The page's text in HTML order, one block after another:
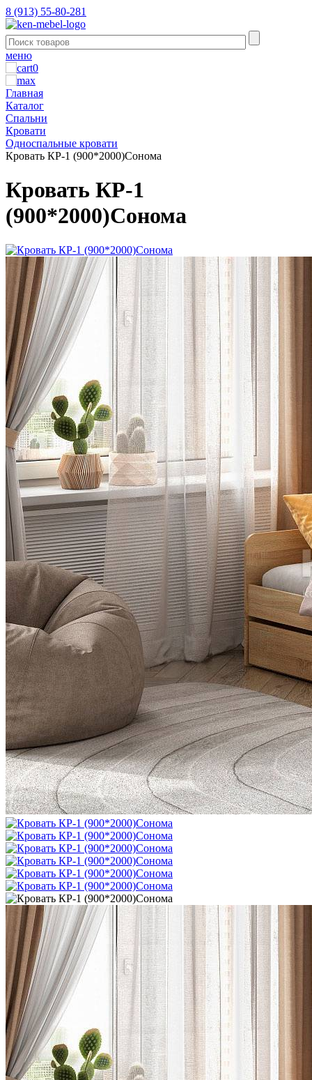
8 (913) 55-80-281
меню
0
Главная
Каталог
Спальни
Кровати
Односпальные кровати
Кровать КР-1 (900*2000)Сонома
Кровать КР-1
(900*2000)Сонома